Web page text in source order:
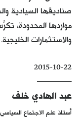
فكرة
دفاتر
كتّابنا
الأرشيف
صناديقها السيادية
مواردها المحدودة،
والاستثمارات الخليجية.
2015-10-22
عبد الهادي خلف
أستاذ علم الاجتماع